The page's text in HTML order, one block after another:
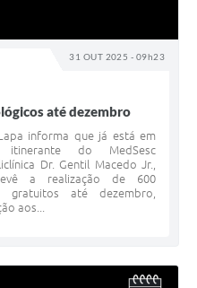
31 OUT 2025 - 09h23
até dezembro
informa que já está em
itinerante do MedSesc
Dr. Gentil Macedo Jr.,
a realização de 600
gratuitos até dezembro,
aos...